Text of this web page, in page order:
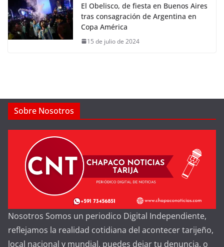
El Obelisco, de fiesta en Buenos Aires
tras consagración de Argentina en
Copa América
15 de julio de 2024
Sobre Nosotros
Nosotros Somos un periodico Digital Independiente,
reflejamos la realidad cotidiana del acontecer tarijeño,
local nacional y mundial, puedes dejar tu denuncia, o